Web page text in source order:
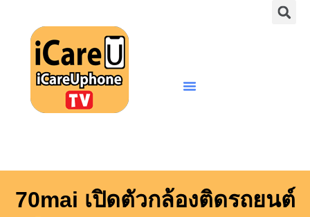
content
70mai เปิดตัวกล้องติดรถยนต์